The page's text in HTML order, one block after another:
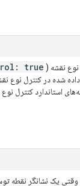
نقشه ( true
داده شده در کنترل نوع
یک نشانگر نقطه